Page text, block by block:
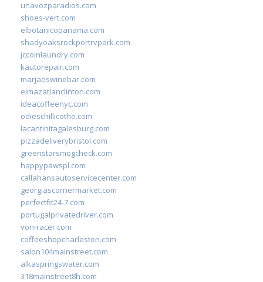
unavozparadios.com
shoes-vert.com
elbotanicopanama.com
shadyoaksrockportrvpark.com
jccoinlaundry.com
kautorepair.com
marjaeswinebar.com
elmazatlanclinton.com
ideacoffeenyc.com
odieschillicothe.com
lacantinitagalesburg.com
pizzadeliverybristol.com
greenstarsmogcheck.com
happypawspl.com
callahansautoservicecenter.com
georgiascornermarket.com
perfectfit24-7.com
portugalprivatedriver.com
von-racer.com
coffeeshopcharleston.com
salon104mainstreet.com
alkaspringswater.com
318mainstreet8h.com